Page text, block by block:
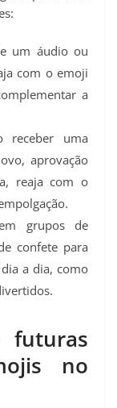
um áudio ou
com o emoji
a
receber uma
aprovação
reaja com o
grupos de
confete para
a dia, como
no